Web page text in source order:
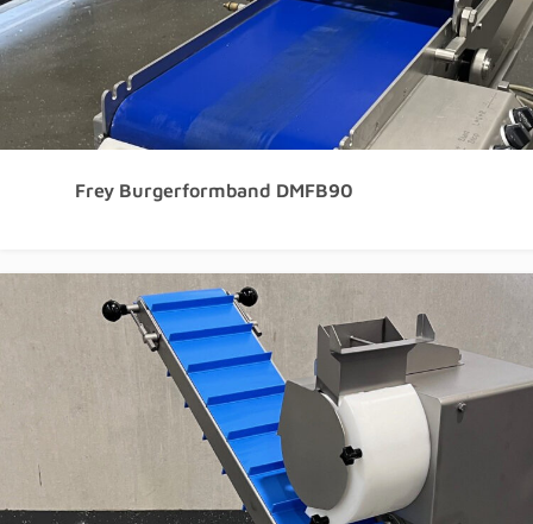
Frey Burgerformband DMFB90